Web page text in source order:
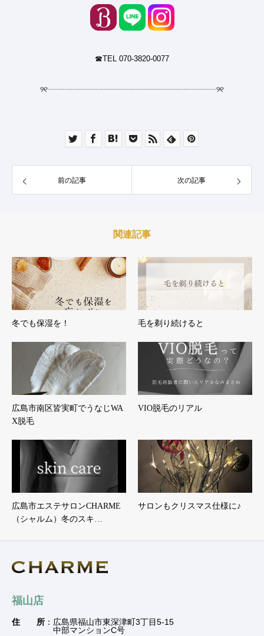
☎︎TEL 070-3820-0077
୨୧┈┈┈┈┈┈┈┈┈┈┈┈┈┈┈┈┈┈┈┈┈┈୨୧
前の記事 次の記事
関連記事
冬でも保湿を！ 毛を剃り続けると
広島市南区皆実町でうなじWA
X脱毛
VIO脱毛のリアル
広島市エステサロンCHARME
（シャルム）冬のスキ…
サロンもクリスマス仕様に♪
福山店
住 所 ：広島県福山市東深津町3丁目5-15
中部マンションC号